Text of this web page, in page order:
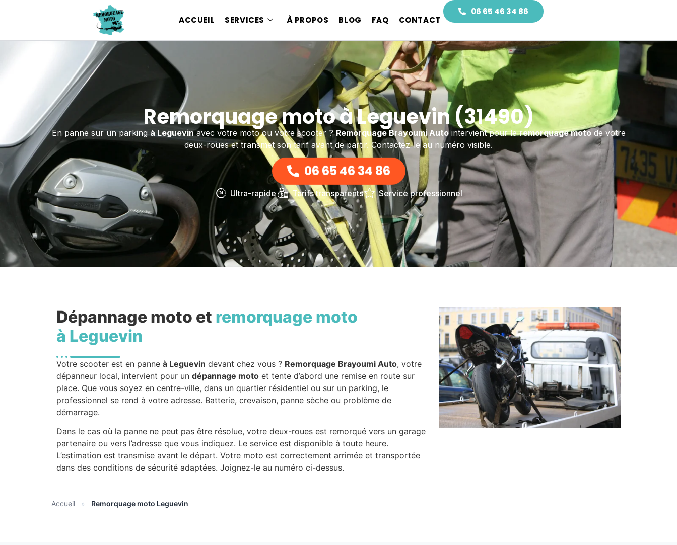
ACCUEIL SERVICES À PROPOS BLOG FAQ CONTACT
06 65 46 34 86
Remorquage moto à Leguevin (31490)
En panne sur un parking à Leguevinavec votre moto ou votre scooter ?Remorquage Brayoumi Autointervient pour leremorquage motode votre
deux-roues et transmet son tarif avant de partir. Contactez-le au numéro visible.
06 65 46 34 86
Ultra-rapide Tarifs transparents Service professionnel
Dépannage moto et remorquage moto
à Leguevin
Votre scooter est en panne à Leguevin devant chez vous ? Remorquage Brayoumi Auto, votre
dépanneur local, intervient pour un dépannage moto et tente d’abord une remise en route sur
place. Que vous soyez en centre-ville, dans un quartier résidentiel ou sur un parking, le
professionnel se rend à votre adresse. Batterie, crevaison, panne sèche ou problème de
démarrage.
Dans le cas où la panne ne peut pas être résolue, votre deux-roues est remorqué vers un garage
partenaire ou vers l’adresse que vous indiquez. Le service est disponible à toute heure.
L’estimation est transmise avant le départ. Votre moto est correctement arrimée et transportée
dans des conditions de sécurité adaptées. Joignez-le au numéro ci-dessus.
Accueil » Remorquage moto Leguevin